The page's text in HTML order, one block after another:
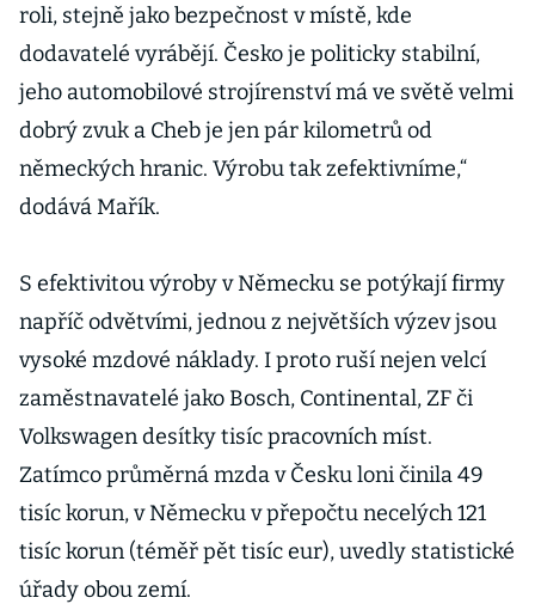
roli, stejně jako bezpečnost v místě, kde
dodavatelé vyrábějí. Česko je politicky stabilní,
jeho automobilové strojírenství má ve světě velmi
dobrý zvuk a Cheb je jen pár kilometrů od
německých hranic. Výrobu tak zefektivníme,“
dodává Mařík.
S efektivitou výroby v Německu se potýkají firmy
napříč odvětvími, jednou z největších výzev jsou
vysoké mzdové náklady. I proto ruší nejen velcí
zaměstnavatelé jako Bosch, Continental, ZF či
Volkswagen desítky tisíc pracovních míst.
Zatímco průměrná mzda v Česku loni činila 49
tisíc korun, v Německu v přepočtu necelých 121
tisíc korun (téměř pět tisíc eur), uvedly statistické
úřady obou zemí.